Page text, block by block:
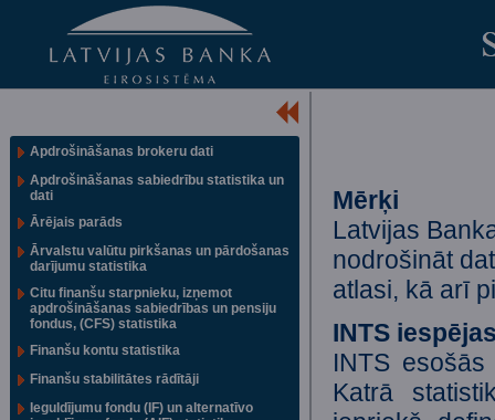
Apdrošināšanas brokeru dati
Apdrošināšanas sabiedrību statistika un
dati
Ārējais parāds
Ārvalstu valūtu pirkšanas un pārdošanas
darījumu statistika
Citu finanšu starpnieku, izņemot
apdrošināšanas sabiedrības un pensiju
fondus, (CFS) statistika
Finanšu kontu statistika
Finanšu stabilitātes rādītāji
Ieguldījumu fondu (IF) un alternatīvo
Mērķi
Latvijas
nodrošināt
atlasi, kā arī
INTS
INTS
Katrā